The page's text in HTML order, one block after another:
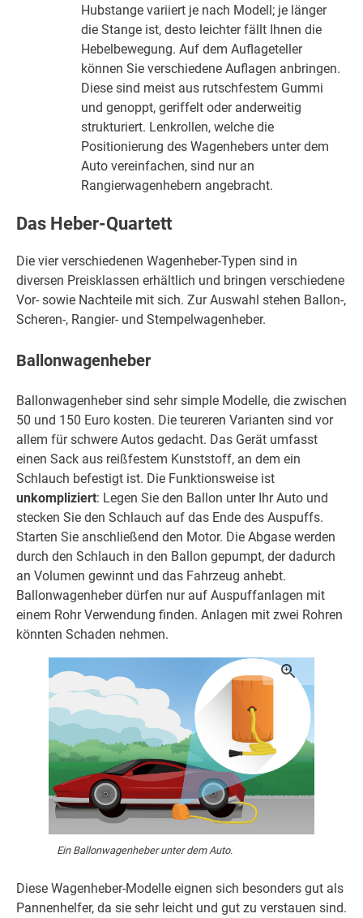
Hubstange variiert je nach Modell; je länger
die Stange ist, desto leichter fällt Ihnen die
Hebelbewegung. Auf dem Auflageteller
können Sie verschiedene Auflagen anbringen.
Diese sind meist aus rutschfestem Gummi
und genoppt, geriffelt oder anderweitig
strukturiert. Lenkrollen, welche die
Positionierung des Wagenhebers unter dem
Auto vereinfachen, sind nur an
Rangierwagenhebern angebracht.
Das Heber-Quartett
Die vier verschiedenen Wagenheber-Typen sind in
diversen Preisklassen erhältlich und bringen verschiedene
Vor- sowie Nachteile mit sich. Zur Auswahl stehen Ballon-,
Scheren-, Rangier- und Stempelwagenheber.
Ballonwagenheber
Ballonwagenheber sind sehr simple Modelle, die zwischen
50 und 150 Euro kosten. Die teureren Varianten sind vor
allem für schwere Autos gedacht. Das Gerät umfasst
einen Sack aus reißfestem Kunststoff, an dem ein
Schlauch befestigt ist. Die Funktionsweise ist
unkompliziert: Legen Sie den Ballon unter Ihr Auto und
stecken Sie den Schlauch auf das Ende des Auspuffs.
Starten Sie anschließend den Motor. Die Abgase werden
durch den Schlauch in den Ballon gepumpt, der dadurch
an Volumen gewinnt und das Fahrzeug anhebt.
Ballonwagenheber dürfen nur auf Auspuffanlagen mit
einem Rohr Verwendung finden. Anlagen mit zwei Rohren
könnten Schaden nehmen.
Ein Ballonwagenheber unter dem Auto.
Diese Wagenheber-Modelle eignen sich besonders gut als
Pannenhelfer, da sie sehr leicht und gut zu verstauen sind.